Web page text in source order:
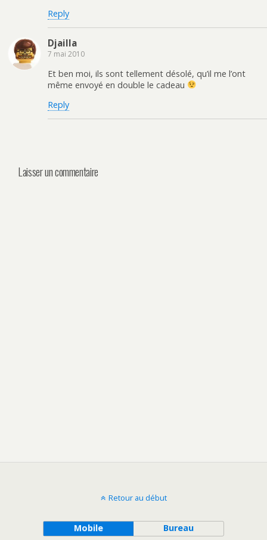
Reply
Djailla
7 mai 2010
Et ben moi, ils sont tellement désolé, qu’il me l’ont
même envoyé en double le cadeau
Reply
Laisser un commentaire
Retour au début
Mobile Bureau